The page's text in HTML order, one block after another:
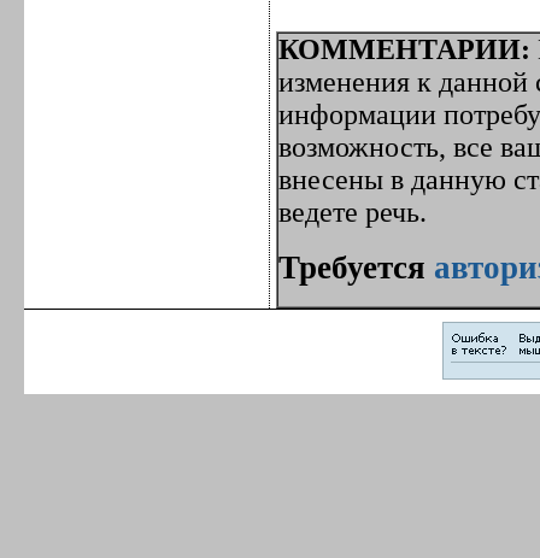
КОММЕНТАРИИ:
изменения к данной
информации
возможность, все
внесены в данную
ведете речь.
Требуется